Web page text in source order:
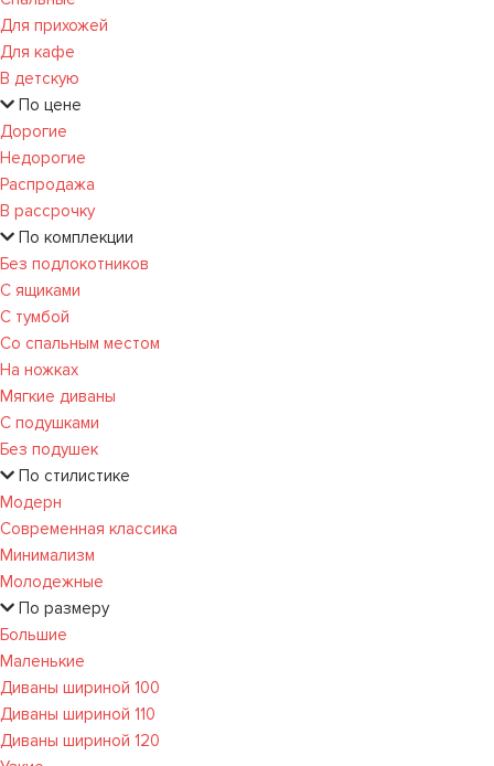
Для прихожей
Для кафе
В детскую
По цене
Дорогие
Недорогие
Распродажа
В рассрочку
По комплекции
Без подлокотников
С ящиками
С тумбой
Со спальным местом
На ножках
Мягкие диваны
С подушками
Без подушек
По стилистике
Модерн
Современная классика
Минимализм
Молодежные
По размеру
Большие
Маленькие
Диваны шириной 100
Диваны шириной 110
Диваны шириной 120